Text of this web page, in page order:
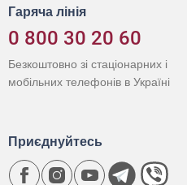
Гаряча лінія
0 800 30 20 60
Безкоштовно зі стаціонарних і
мобільних телефонів в Україні
Приєднуйтесь